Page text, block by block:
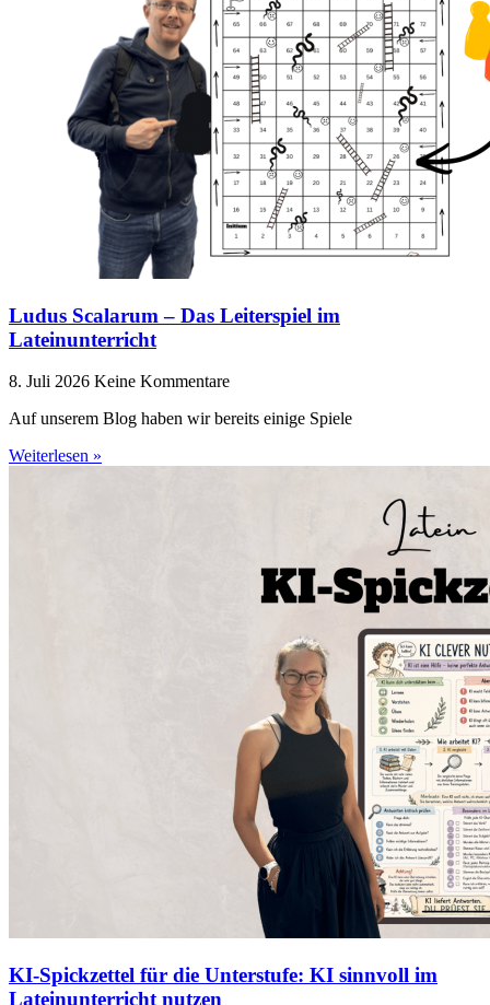
Ludus Scalarum – Das Leiterspiel im
Lateinunterricht
8. Juli 2026 Keine Kommentare
Auf unserem Blog haben wir bereits einige Spiele
Weiterlesen »
KI-Spickzettel für die Unterstufe: KI sinnvoll im
Lateinunterricht nutzen